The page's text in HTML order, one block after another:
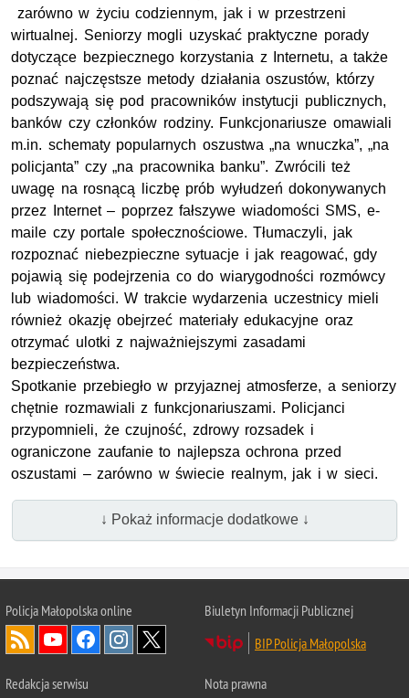
zarówno w życiu codziennym, jak i w przestrzeni
wirtualnej. Seniorzy mogli uzyskać praktyczne porady
dotyczące bezpiecznego korzystania z Internetu, a także
poznać najczęstsze metody działania oszustów, którzy
podszywają się pod pracowników instytucji publicznych,
banków czy członków rodziny. Funkcjonariusze omawiali
m.in. schematy popularnych oszustwa „na wnuczka”, „na
policjanta” czy „na pracownika banku”. Zwrócili też
uwagę na rosnącą liczbę prób wyłudzeń dokonywanych
przez Internet – poprzez fałszywe wiadomości SMS, e-
maile czy portale społecznościowe. Tłumaczyli, jak
rozpoznać niebezpieczne sytuacje i jak reagować, gdy
pojawią się podejrzenia co do wiarygodności rozmówcy
lub wiadomości. W trakcie wydarzenia uczestnicy mieli
również okazję obejrzeć materiały edukacyjne oraz
otrzymać ulotki z najważniejszymi zasadami
bezpieczeństwa.
Spotkanie przebiegło w przyjaznej atmosferze, a seniorzy
chętnie rozmawiali z funkcjonariuszami. Policjanci
przypomnieli, że czujność, zdrowy rozsadek i
ograniczone zaufanie to najlepsza ochrona przed
oszustami – zarówno w świecie realnym, jak i w sieci.
↓ Pokaż informacje dodatkowe ↓
Policja Małopolska online
Biuletyn Informacji Publicznej
BIP Policja Małopolska
Redakcja serwisu
Nota prawna